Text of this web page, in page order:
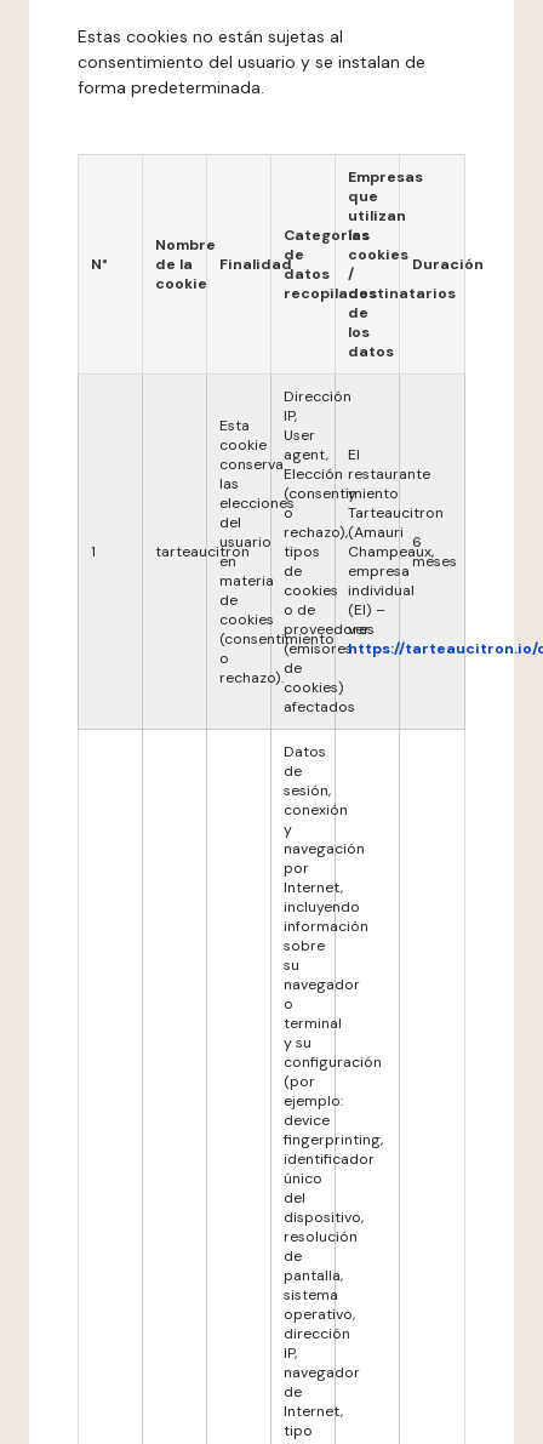
Estas cookies no están sujetas al
consentimiento del usuario y se instalan de
forma predeterminada.
N°
Nombre
de la
cookie
Finalidad
Categorías
de
datos
recopilados
Empresas
que
utilizan
las
cookies
/
destinatarios
de
los
datos
Duración
1 tarteaucitron
Esta
cookie
conserva
las
elecciones
del
usuario
en
materia
de
cookies
(consentimiento
o
rechazo).
Dirección
IP,
User
agent,
Elección
(consentimiento
o
rechazo),
tipos
de
cookies
o de
proveedores
(emisores
de
cookies)
afectados
El
restaurante
y
Tarteaucitron
(Amauri
Champeaux,
empresa
individual
(EI) –
ver
https://tarteaucitron.io/
6
meses
Datos
de
sesión,
conexión
y
navegación
por
Internet,
incluyendo
información
sobre
su
navegador
o
terminal
y su
configuración
(por
ejemplo:
device
fingerprinting,
identificador
único
del
dispositivo,
resolución
de
pantalla,
sistema
operativo,
dirección
IP,
navegador
de
Internet,
tipo